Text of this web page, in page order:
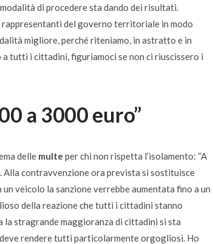
di procedere sta dando dei risultati.
del governo territoriale in modo
migliore, perché riteniamo, in astratto e in
tutti i cittadini, figuriamoci se non ci riuscissero i
a 3000 euro”
delle multe per chi non rispetta l’isolamento: “A
. Alla contravvenzione ora prevista si sostituisce
veicolo la sanzione verrebbe aumentata fino a un
della reazione che tutti i cittadini stanno
la stragrande maggioranza di cittadini si sta
rendere tutti particolarmente orgogliosi. Ho